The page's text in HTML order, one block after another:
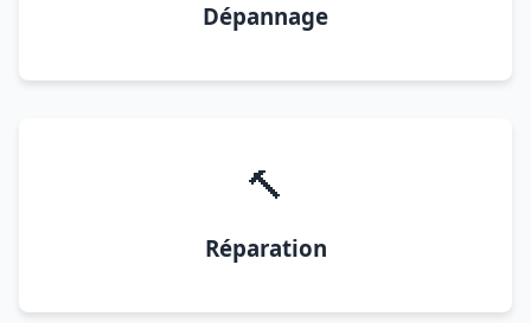
Dépannage
🔨
Réparation